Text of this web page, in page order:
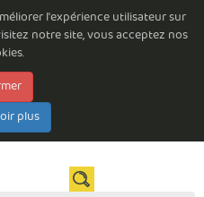
l'expérience utilisateur sur
notre site, vous acceptez nos
plus
Consultations permanentes
à télécharger
de circulation routière